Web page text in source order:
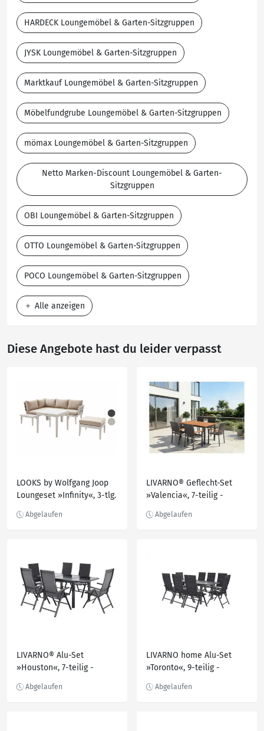
HARDECK Loungemöbel & Garten-Sitzgruppen
JYSK Loungemöbel & Garten-Sitzgruppen
Marktkauf Loungemöbel & Garten-Sitzgruppen
Möbelfundgrube Loungemöbel & Garten-Sitzgruppen
mömax Loungemöbel & Garten-Sitzgruppen
Netto Marken-Discount Loungemöbel & Garten-
Sitzgruppen
OBI Loungemöbel & Garten-Sitzgruppen
OTTO Loungemöbel & Garten-Sitzgruppen
POCO Loungemöbel & Garten-Sitzgruppen
Alle anzeigen
Diese Angebote hast du leider verpasst
LOOKS by Wolfgang Joop
Loungeset »Infinity«, 3-tlg.
LIVARNO® Geflecht-Set
»Valencia«, 7-teilig -
Klappsessel
LIVARNO® Alu-Set
»Houston«, 7-teilig -
Klappsessel, grau
LIVARNO home Alu-Set
»Toronto«, 9-teilig -
Hochlehner, anthrazit/grau